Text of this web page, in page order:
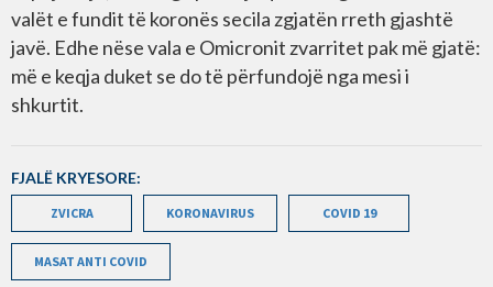
valët e fundit të koronës secila zgjatën rreth gjashtë
javë. Edhe nëse vala e Omicronit zvarritet pak më gjatë:
më e keqja duket se do të përfundojë nga mesi i
shkurtit.
FJALË KRYESORE:
ZVICRA KORONAVIRUS COVID 19
MASAT ANTI COVID